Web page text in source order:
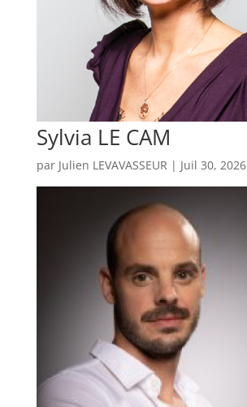
Sylvia LE CAM
par Julien LEVAVASSEUR | Juil 30, 2026